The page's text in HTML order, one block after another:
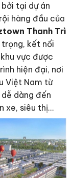
tại dự án
hàng đầu của
Thanh Trì
kết nối
vực được
hiện đại, nơi
Việt Nam từ
dàng đến
xe, siêu thị…